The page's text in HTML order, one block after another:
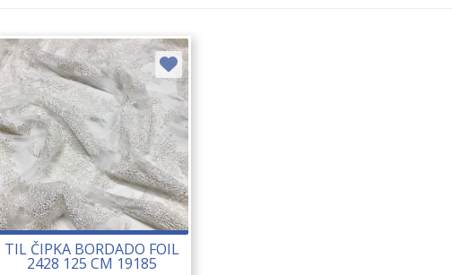
TIL ČIPKA BORDADO FOIL
2428 125 CM 19185